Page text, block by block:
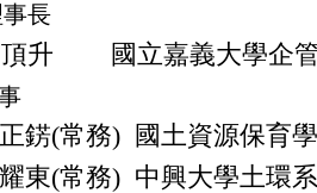
長
升 國立嘉義大學企
錺(常務)
國土資源保育
東(常務) 中興大學土環